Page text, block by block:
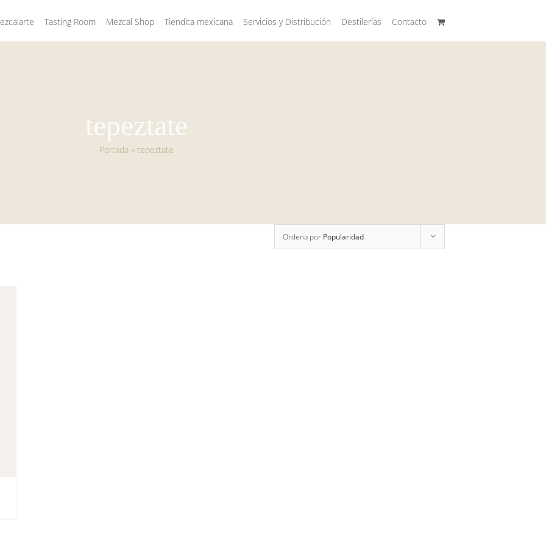
Tasting Room Mezcal Shop Tiendita mexicana Servicios y Distribución Destilerías Contacto
tepeztate
Portada » tepeztate
Ordena por Popularidad